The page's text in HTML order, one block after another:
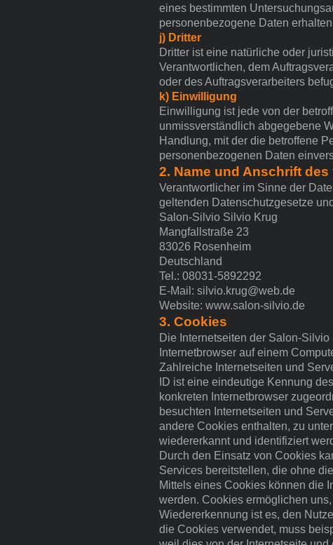
eines bestimmten
personenbezogene Daten
j) Dritter
Dritter ist eine natürliche oder
Verantwortlichen, dem
oder des Auftragsverarbeiters
k) Einwilligung
Einwilligung ist jede von der
unmissverständlich abgegebene
Handlung, mit der die betroffene
personenbezogenen Daten
2. Name und Anschrift
Verantwortlicher im Sinne der
geltenden Datenschutzgesetze
Salon-Silvio Silvio Krug
Mangfallstraße 23
83026 Rosenheim
Deutschland
Tel.: 08031-5892292
E-Mail: silvio.krug@web.de
Website: www.salon-silvio.de
3. Cookies
Die Internetseiten der Salon-
Internetbrowser auf einem
Zahlreiche Internetseiten und
ID ist eine eindeutige Kennung
konkreten Internetbrowser
besuchten Internetseiten und
andere Cookies enthalten, zu
wiedererkannt und identifiziert
Durch den Einsatz von Cookies
Services bereitstellen, die ohne
Mittels eines Cookies können die
werden. Cookies ermöglichen
Wiedererkennung ist es, den
die Cookies verwendet, muss